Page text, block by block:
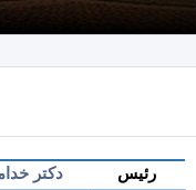
رئیس دکتر